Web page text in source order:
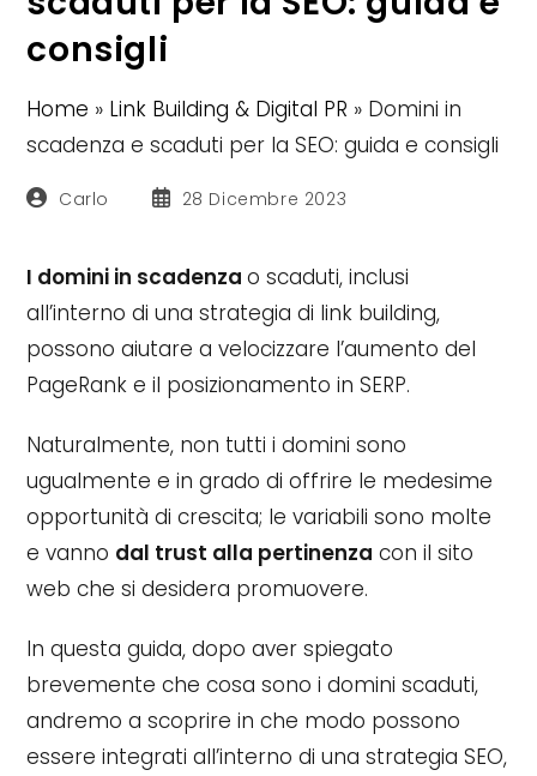
consigli
Home » Link Building & Digital PR » Domini in
scadenza e scaduti per la SEO: guida e consigli
Autore
Carlo
Articolo28 Dicembre 2023
I domini in scadenzao scaduti, inclusi
all’interno di una strategia di link building,
possono aiutare a velocizzare l’aumento del
PageRank e il posizionamento in SERP.
Naturalmente, non tutti i domini sono
ugualmente e in grado di offrire le medesime
opportunità di crescita; le variabili sono molte
e vanno dal trust alla pertinenza con il sito
web che si desidera promuovere.
In questa guida, dopo aver spiegato
brevemente che cosa sono i domini scaduti,
andremo a scoprire in che modo possono
essere integrati all’interno di una strategia SEO,